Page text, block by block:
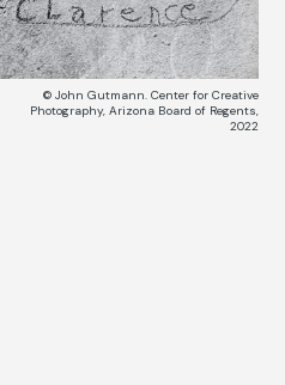
© John Gutmann. Center for Creative
Photography, Arizona Board of Regents,
2022